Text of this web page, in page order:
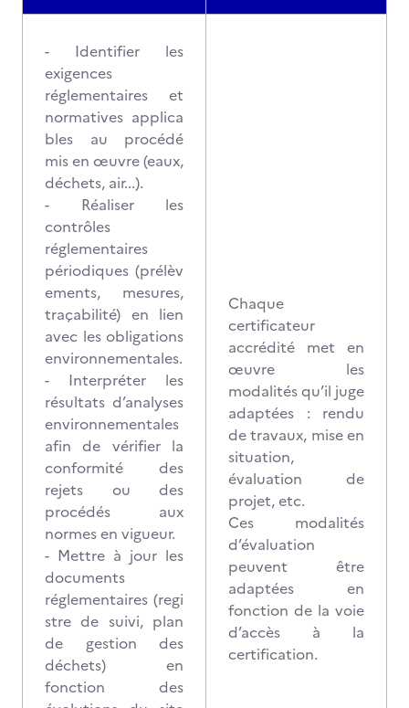
- Identifier les
exigences
réglementaires et
normatives applica
bles au procédé
mis en œuvre (eaux,
déchets, air...).
- Réaliser les
contrôles
réglementaires
périodiques (prélèv
ements, mesures,
traçabilité) en lien
avec les obligations
environnementales.
- Interpréter les
résultats d’analyses
environnementales
afin de vérifier la
conformité des
rejets ou des
procédés aux
normes en vigueur.
- Mettre à jour les
documents
réglementaires (regi
stre de suivi, plan
de gestion des
déchets) en
fonction des
Chaque
certificateur
accrédité met en
œuvre les
modalités qu’il juge
adaptées : rendu
de travaux, mise en
situation,
évaluation de
projet, etc.
Ces modalités
d’évaluation
peuvent être
adaptées en
fonction de la voie
d’accès à la
certification.